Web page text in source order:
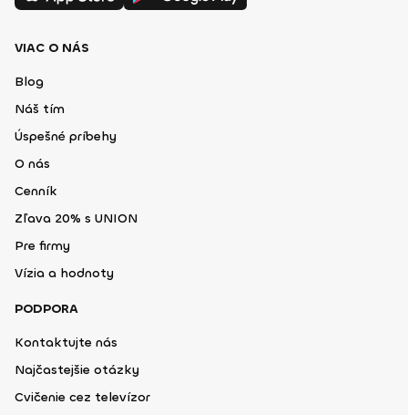
VIAC O NÁS
Blog
Náš tím
Úspešné príbehy
O nás
Cenník
Zľava 20% s UNION
Pre firmy
Vízia a hodnoty
PODPORA
Kontaktujte nás
Najčastejšie otázky
Cvičenie cez televízor